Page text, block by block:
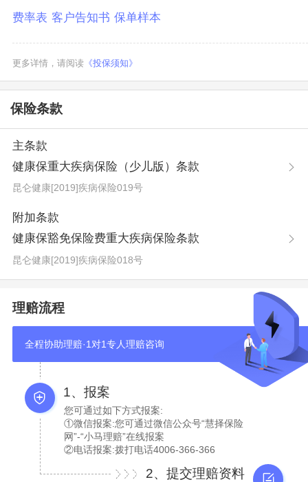
费率表 客户告知书 保单样本
更多详情，请阅读《投保须知》
保险条款
主条款
健康保重大疾病保险（少儿版）条款
昆仑健康[2019]疾病保险019号
附加条款
健康保豁免保险费重大疾病保险条款
昆仑健康[2019]疾病保险018号
理赔流程
全程协助理赔·1对1专人理赔咨询
1、报案
您可通过如下方式报案:
①微信报案:您可通过微信公众号“慧择保险
网”-“小马理赔”在线报案
②电话报案:拨打电话4006-366-366
2、提交理赔资料